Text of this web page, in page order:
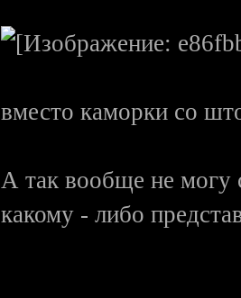
вместо каморки со
А так вообще не могу
какому - либо